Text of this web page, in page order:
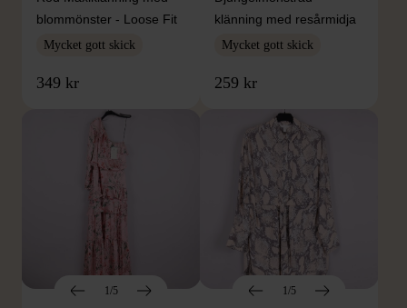
blommönster - Loose Fit
Mycket gott skick
349 kr
klänning med resårmidja
Mycket gott skick
259 kr
1/5
1/5